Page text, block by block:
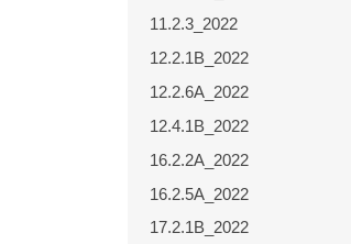
11.2.3_2022
12.2.1B_2022
12.2.6A_2022
12.4.1B_2022
16.2.2A_2022
16.2.5A_2022
17.2.1B_2022